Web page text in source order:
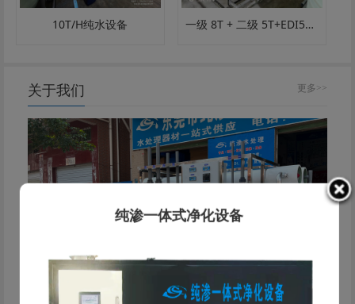
纯渗一体式净化设备
10T/H纯水设备 一级 8T + 二级 5T+EDI5T 超纯水设备｜电子 / 半导体 / 超纯水定制
更多>>
关于我们